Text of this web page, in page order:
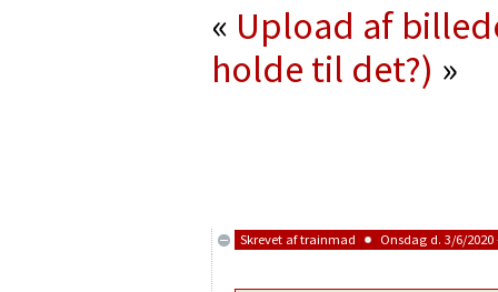
« Upload af
holde til det?) »
Skrevet aftrainmad Onsdag d. 3/6/2020